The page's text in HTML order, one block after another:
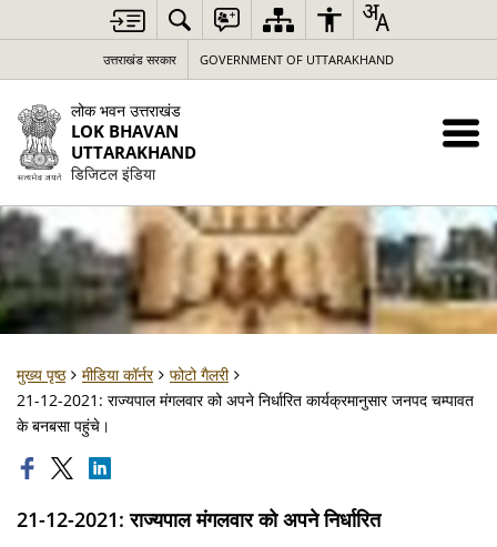
उत्तराखंड सरकार GOVERNMENT OF UTTARAKHAND
लोक भवन उत्तराखंड
LOK BHAVAN
UTTARAKHAND
डिजिटल इंडिया
मुख्य पृष्ठ मीडिया कॉर्नर
फोटो गैलरी
21-12-2021: राज्यपाल मंगलवार को अपने निर्धारित कार्यक्रमानुसार जनपद चम्पावत
के बनबसा पहुंचे।
21-12-2021: राज्यपाल मंगलवार को अपने निर्धारित